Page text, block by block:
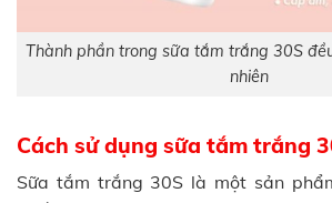
Thành phần trong sữa tắm trắng 30S
nhiên
Cách sử dụng sữa tắm trắng
Sữa tắm trắng 30S là một sản